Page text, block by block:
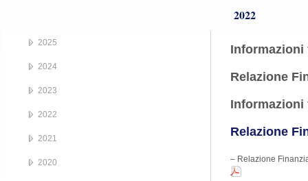
2022
Informazioni
Relazione
Informazioni
Relazione
– Relazione
2025
2024
2023
2022
2021
2020